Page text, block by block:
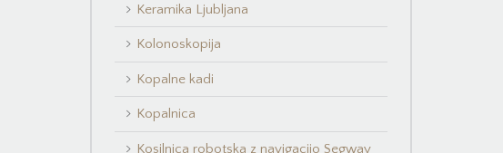
Keramika Ljubljana
Kolonoskopija
Kopalne kadi
Kopalnica
Kosilnica robotska z navigacijo Segway